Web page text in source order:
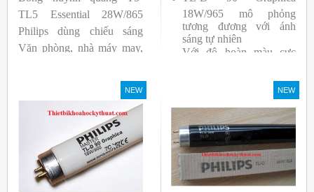
TL5 Essential 28W/865
Philips dùng chiếu sáng
Văn phòng, nhà máy may,
18W/965 mô phỏng
tương đương với ánh
sáng tự nhiên
Với độ hoàn màu cực
Sản phẩm được sản xuất
bởi hãng Philips, xuất xứ
Ba lan
NEW NEW